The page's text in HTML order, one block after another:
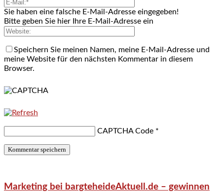
Sie haben eine falsche E-Mail-Adresse eingegeben!
Bitte geben Sie hier Ihre E-Mail-Adresse ein
Speichern Sie meinen Namen, meine E-Mail-Adresse und
meine Website für den nächsten Kommentar in diesem
Browser.
CAPTCHA Code *
Marketing bei bargteheideAktuell.de – gewinnen